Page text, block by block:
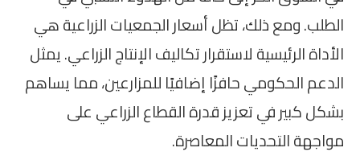
الطلب. ومع ذلك، تظل أسعار الجمعيات الزراعية هي
الأداة الرئيسية لاستقرار تكاليف الإنتاج الزراعي. يمثل
الدعم الحكومي حافزًا إضافيًا للمزارعين، مما يساهم
بشكل كبير في تعزيز قدرة القطاع الزراعي على
مواجهة التحديات المعاصرة.